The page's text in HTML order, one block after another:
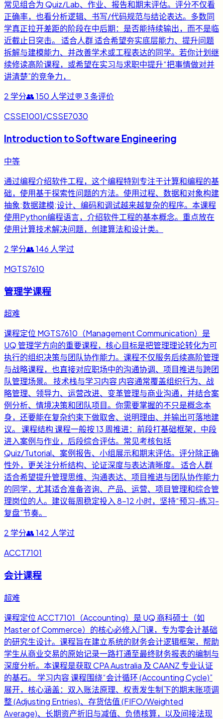
常见组合为 Quiz/Lab、作业、报告和期末评估。评分不仅看
正确率，也看分析逻辑、书写/代码规范与结论表达。多数同
学真正拉开差距的阶段在中后期：是否能持续输出，而不是临
近截止日突击。 适合人群 适合希望夯实底层能力、提升问题
拆解与建模能力、并改善学术或工程表达的同学。若你计划继
续修读高阶课程，或希望在实习与求职中提升“把事情做对并
讲清楚”的竞争力，
2 学分👥150 人学过💬 3条评价
CSSE1001/CSSE7030
Introduction to Software Engineering
中等
通过编程介绍软件工程，这个编程特别专注于计算和编程的基
础，使用基于探索性问题的方法。使用过程、数据和对象构建
抽象;数据建模;设计、编码和调试越来越复杂的程序。本课程
使用Python编程语言，介绍软件工程的基本概念。重点放在
使用计算技术解决问题，创建算法和设计类。
2 学分👥146 人学过
MGTS7610
管理学课程
超难
课程定位 MGTS7610（Management Communication）是
UQ 管理学方向的重要课程，核心目标是把管理理论转化为可
执行的组织决策与团队协作能力。课程不仅服务后续高阶管理
与战略课程，也直接对应职场中的沟通协调、项目推进与跨团
队管理场景。 技术栈与学习内容 内容通常覆盖组织行为、战
略管理、领导力、运营改进、变革管理与商业沟通，并结合案
例分析、情境决策和团队项目。你需要掌握的不只是概念本
身，还要能在复杂约束下做取舍、说明理由、并输出可落地建
议。 课程结构 课程一般按 13 周推进：前段打基础框架，中段
进入案例与作业，后段综合评估。常见考核包括
Quiz/Tutorial、案例报告、小组展示和期末评估。评分除正确
性外，更关注分析结构、论证深度与表达清晰度。 适合人群
适合希望提升管理思维、沟通表达、项目推进与团队协作能力
的同学，尤其适合准备咨询、产品、运营、项目管理和综合管
理岗位的人。建议每周稳定投入 8-12 小时，坚持“预习-练习-
复盘”节奏。
2 学分👥142 人学过
ACCT7101
会计课程
超难
课程定位 ACCT7101（Accounting）是 UQ 商科硕士（如
Master of Commerce）的核心必修入门课，专为零会计基础
的研究生设计。课程旨在建立系统的财务会计逻辑框架，帮助
学生从商业交易的原始记录一路打通至最终财务报表的编制与
深度分析。本课程是获取 CPA Australia 及 CAANZ 专业认证
的基石。 学习内容 课程围绕“会计循环 (Accounting Cycle)”
展开，核心涵盖：双入账法原理、权责发生制下的期末账项调
整 (Adjusting Entries)、存货估值 (FIFO/Weighted
Average)、长期资产折旧与减值、负债核算，以及间接法现